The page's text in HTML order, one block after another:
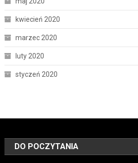
kwiecień 2020
marzec 2020
luty 2020
styczeń 2020
DO POCZYTANIA